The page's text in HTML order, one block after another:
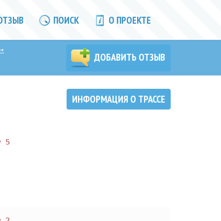
ПОИСК О ПРОЕКТЕ
ДОБАВИТЬ ОТЗЫВ
ИНФОРМАЦИЯ О ТРАССЕ
5